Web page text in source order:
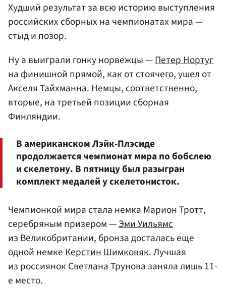
Худший результат за всю историю выступления
российских сборных на чемпионатах мира —
стыд и позор.
Ну а выиграли гонку норвежцы —Петер Нортуг
на финишной прямой, как от стоячего, ушел от
Акселя Тайхманна. Немцы, соответственно,
вторые, на третьей позиции сборная
Финляндии.
В американском Лэйк-Плэсиде
продолжается чемпионат мира по бобслею
и скелетону. В пятницу был разыгран
комплект медалей у скелетонисток.
Чемпионкой мира стала немка Марион Тротт,
серебряным призером —Эми Уильямс
из Великобритании, бронза досталась еще
одной немкеКерстин Шимковяк. Лучшая
из россиянок Светлана Трунова заняла лишь 11-
е место.